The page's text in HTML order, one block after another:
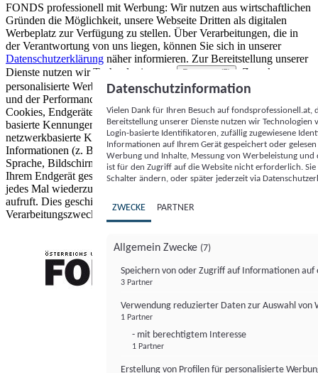
FONDS professionell mit Werbung: Wir nutzen aus wirtschaftlichen
Gründen die Möglichkeit, unsere Webseite Dritten als digitalen
Werbeplatz zur Verfügung zu stellen. Über Verarbeitungen, die in
der Verantwortung von uns liegen, können Sie sich in unserer
Datenschutzerklärung näher informieren. Zur Bereitstellung unserer
Dienste nutzen wir Technologien von
Partnern (5)
. Zwecke:
personalisierte Werbung und Inhalte, Messung von Werbeleistung
und der Performance von Inhalten sowie Zielgruppenforschung.
Cookies, Endgeräte- oder ähnliche Online-Kennungen (z. B. login-
basierte Kennungen, zufällig generierte Kennungen,
netzwerkbasierte Kennungen) können zusammen mit anderen
Informationen (z. B. Browsertyp und Browserinformationen,
Sprache, Bildschirmgröße, unterstützte Technologien usw.) auf
Ihrem Endgerät gespeichert oder von dort ausgelesen werden, um es
jedes Mal wiederzuerkennen, wenn es eine App oder einer Webseite
aufruft. Dies geschieht für einen oder mehrere der hier aufgeführten
Verarbeitungszwecke.
Datenschutzinformation
Vielen Dank für Ihren Besuch auf
Bereitstellung unserer Dienste nutzen wir Technologien
Login-basierte Identifikatoren, zufällig zugewiesene
Informationen auf Ihrem Gerät gespeichert oder
Werbung und Inhalte, Messung von Werbeleistung
ist für den Zugriff auf die Website nicht erforderlich.
Schalter ändern, oder später jederzeit via
ZWECKE PARTNER
Allgemein Zwecke (7)
Speichern von oder Zugriff auf Informationen auf
3 Partner
Verwendung reduzierter Daten zur Auswahl von
1 Partner
- mit berechtigtem Interesse
1 Partner
Erstellung von Profilen für personalisierte
FONDS professionell